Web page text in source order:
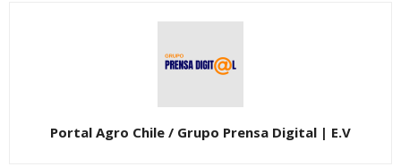
Portal Agro Chile / Grupo Prensa Digital | E.V